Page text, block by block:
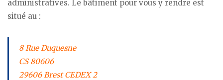
administratives. Le bâtiment pour vous y rendre est
situé au :
8 Rue Duquesne
CS 80606
29606 Brest CEDEX 2